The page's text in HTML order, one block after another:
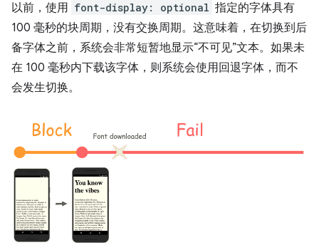
以前，使用 font-display: optional 指定的字体具有
100 毫秒的块周期，没有交换周期。这意味着，在切换到后
备字体之前，系统会非常短暂地显示“不可见”文本。如果未
在 100 毫秒内下载该字体，则系统会使用回退字体，而不
会发生切换。